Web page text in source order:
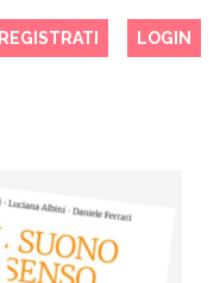
REGISTRATI LOGIN